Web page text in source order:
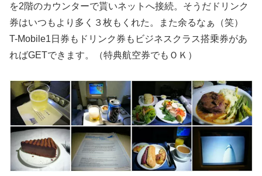
を2階のカウンターで貰いネットへ接続。そうだドリンク
券はいつもより多く３枚もくれた。また余るなぁ（笑）
T-Mobile1日券もドリンク券もビジネスクラス搭乗券があ
ればGETできます。（特典航空券でもＯＫ）